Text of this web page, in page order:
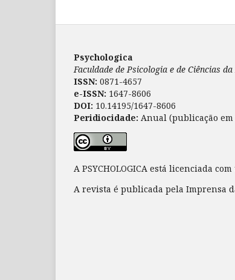
Psychologica
Faculdade de Psicologia e de Ciências
ISSN: 0871-4657
e-ISSN: 1647-8606
DOI: 10.14195/1647-8606
Peridiocidade: Anual (publicação
A PSYCHOLOGICA está licenciada
A revista é publicada pela Imprensa